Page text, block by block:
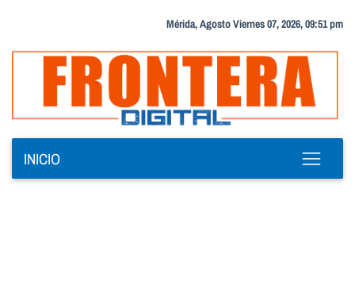
Mérida, Agosto Viernes 07, 2026, 09:51 pm
INICIO